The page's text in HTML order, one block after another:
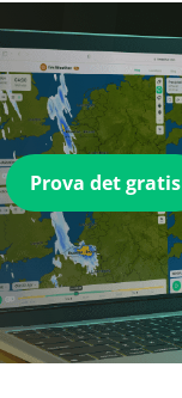
Prova det gratis